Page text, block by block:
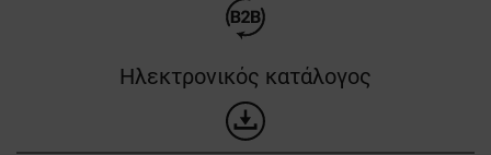
Ηλεκτρονικός κατάλογος